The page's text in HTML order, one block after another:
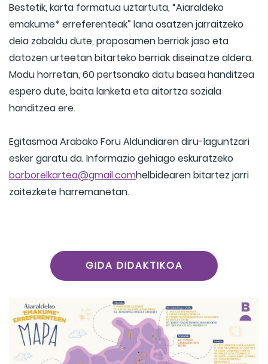
Bestetik, karta formatua uztartuta, “Aiaraldeko
emakume* erreferenteak” lana osatzen jarraitzeko
deia zabaldu dute, proposamen berriak jaso eta
datozen urteetan bitarteko berriak diseinatze aldera.
Modu horretan, 60 pertsonako datu basea handitzea
espero dute, baita lanketa eta aitortza soziala
handitzea ere.
Egitasmoa Arabako Foru Aldundiaren diru-laguntzari
esker garatu da. Informazio gehiago eskuratzeko
borborelkartea@gmail.comhelbidearen bitartez jarri
zaitezkete harremanetan.
GIDA DIDAKTIKOA